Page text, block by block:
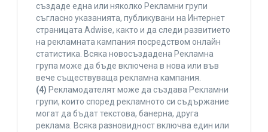
създаде една или няколко Рекламни групи
съгласно указанията, публикувани на Интернет
страницата Adwise, както и да следи развитието
на рекламната кампания посредством онлайн
статистика. Всяка новосъздадена Рекламна
група може да бъде включена в нова или във
вече съществуваща рекламна кампания.
(4) Рекламодателят може да създава Рекламни
групи, които според рекламното си съдържание
могат да бъдат текстова, банерна, друга
реклама. Всяка разновидност включва един или